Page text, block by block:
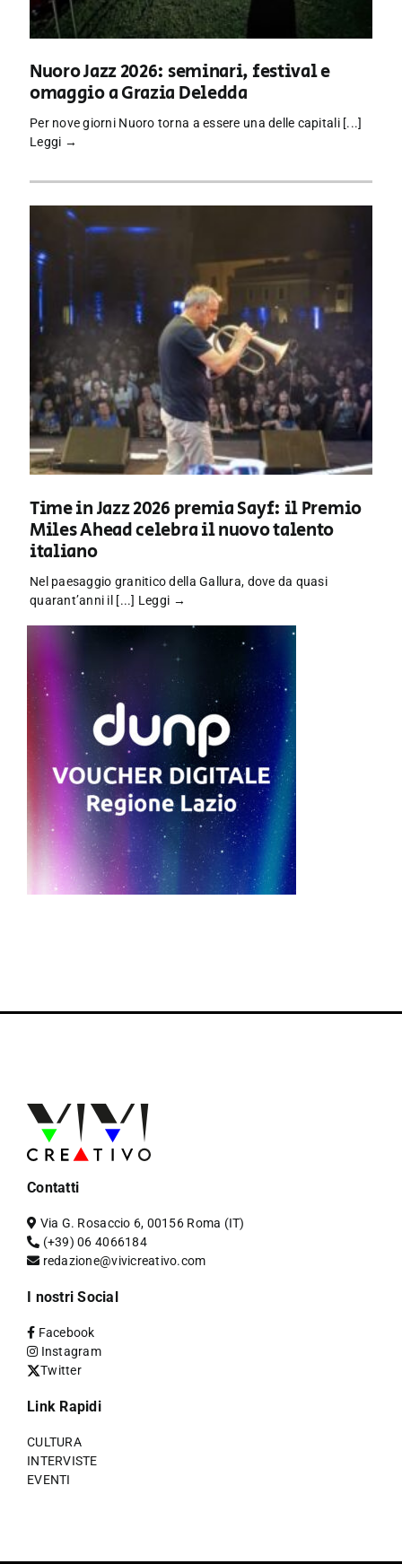
Nuoro Jazz 2026: seminari, festival e
omaggio a Grazia Deledda
Per nove giorni Nuoro torna a essere una delle capitali [...]
Leggi →
Time in Jazz 2026 premia Sayf: il Premio
Miles Ahead celebra il nuovo talento
italiano
Nel paesaggio granitico della Gallura, dove da quasi
quarant’anni il [...] Leggi →
Contatti
Via G. Rosaccio 6, 00156 Roma (IT)
(+39) 06 4066184
redazione@vivicreativo.com
I nostri Social
Facebook
Instagram
Twitter
Link Rapidi
CULTURA
INTERVISTE
EVENTI